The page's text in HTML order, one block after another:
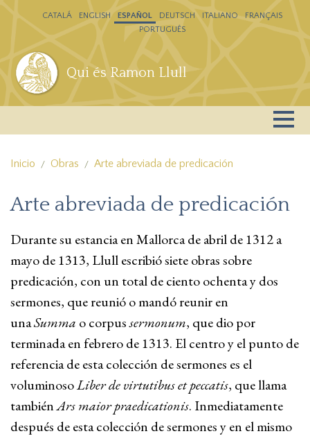
Pasar al contenido principal
Qui és Ramon Llull
CATALÁ ENGLISH ESPAÑOL DEUTSCH ITALIANO
FRANÇAIS
PORTUGUÊS
Inicio Obras Arte abreviada de predicación
Arte abreviada de predicación
Durante su estancia en Mallorca de abril de 1312 a
mayo de 1313, Llull escribió siete obras sobre
predicación, con un total de ciento ochenta y dos
sermones, que reunió o mandó reunir en
unaSumma o corpussermonum, que dio por
terminada en febrero de 1313. El centro y el punto de
referencia de esta colección de sermones es el
voluminosoLiber de virtutibus et peccatis, que llama
tambiénArs maior praedicationis. Inmediatamente
después de esta colección de sermones y en el mismo